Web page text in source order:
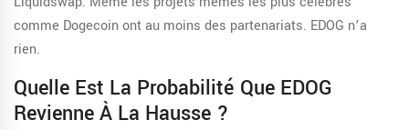
comme Dogecoin ont au moins des partenariats. EDOG n’a
rien.
Quelle Est La Probabilité Que EDOG
Revienne À La Hausse ?